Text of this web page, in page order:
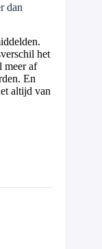
dan
het
meer af
En
altijd van